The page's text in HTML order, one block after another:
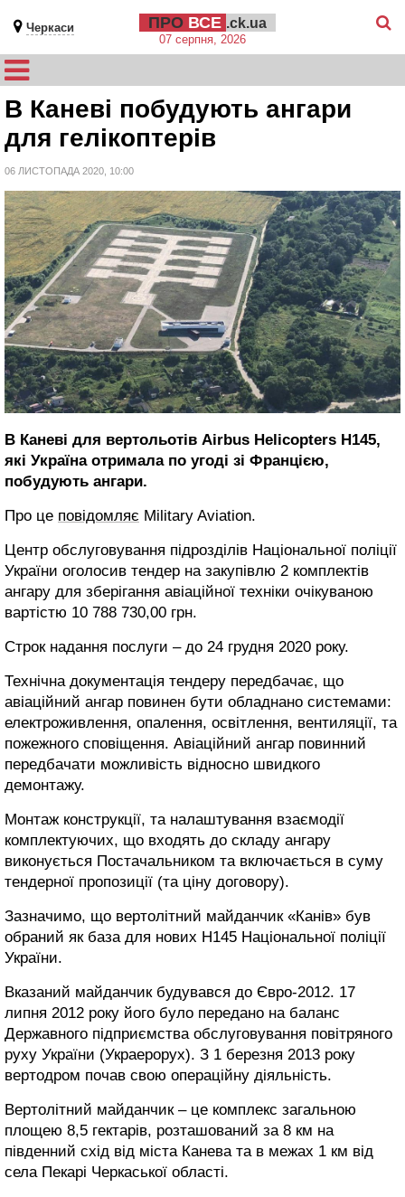
Черкаси ПРО ВСЕ .ck.ua
07 серпня, 2026
В Каневі побудують ангари
для гелікоптерів
06 ЛИСТОПАДА 2020, 10:00
В Каневі для вертольотів Airbus Helicopters H145,
які Україна отримала по угоді зі Францією,
побудують ангари.
Про це повідомляє Military Aviation.
Центр обслуговування підрозділів Національної поліції
України оголосив тендер на закупівлю 2 комплектів
ангару для зберігання авіаційної техніки очікуваною
вартістю 10 788 730,00 грн.
Строк надання послуги – до 24 грудня 2020 року.
Технічна документація тендеру передбачає, що
авіаційний ангар повинен бути обладнано системами:
електроживлення, опалення, освітлення, вентиляції, та
пожежного сповіщення. Авіаційний ангар повинний
передбачати можливість відносно швидкого
демонтажу.
Монтаж конструкції, та налаштування взаємодії
комплектуючих, що входять до складу ангару
виконується Постачальником та включається в суму
тендерної пропозиції (та ціну договору).
Зазначимо, що вертолітний майданчик «Канів» був
обраний як база для нових H145 Національної поліції
України.
Вказаний майданчик будувався до Євро-2012. 17
липня 2012 року його було передано на баланс
Державного підприємства обслуговування повітряного
руху України (Украерорух). З 1 березня 2013 року
вертодром почав свою операційну діяльність.
Вертолітний майданчик – це комплекс загальною
площею 8,5 гектарів, розташований за 8 км на
південний схід від міста Канева та в межах 1 км від
села Пекарі Черкаської області.